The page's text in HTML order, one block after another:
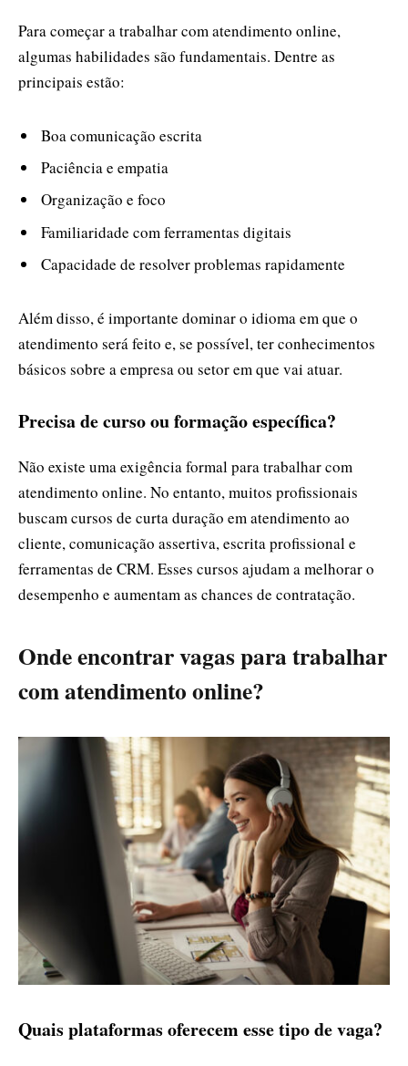
Para começar a trabalhar com atendimento online,
algumas habilidades são fundamentais. Dentre as
principais estão:
Boa comunicação escrita
Paciência e empatia
Organização e foco
Familiaridade com ferramentas digitais
Capacidade de resolver problemas rapidamente
Além disso, é importante dominar o idioma em que o
atendimento será feito e, se possível, ter conhecimentos
básicos sobre a empresa ou setor em que vai atuar.
Precisa de curso ou formação específica?
Não existe uma exigência formal para trabalhar com
atendimento online. No entanto, muitos profissionais
buscam cursos de curta duração em atendimento ao
cliente, comunicação assertiva, escrita profissional e
ferramentas de CRM. Esses cursos ajudam a melhorar o
desempenho e aumentam as chances de contratação.
Onde encontrar vagas para trabalhar
com atendimento online?
Quais plataformas oferecem esse tipo de vaga?